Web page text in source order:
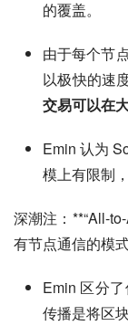
的覆盖。
由于每个节
以极快的速
交易可以在
Emin 认为
模上有限制
深潮注：**“All-
有节点通信的模式
Emin 区分
传播是将区